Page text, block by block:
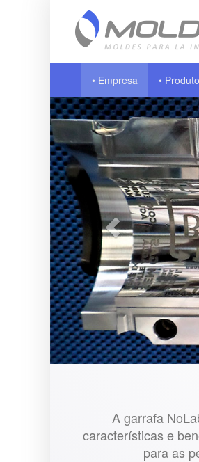
• Empresa •
A garrafa
características e
para as